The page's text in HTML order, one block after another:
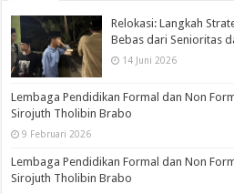
Relokasi: Langkah
Bebas dari Senioritas
14 Juni 2026
Lembaga Pendidikan Formal dan Non
Sirojuth Tholibin Brabo
9 Februari 2026
Lembaga Pendidikan Formal dan Non
Sirojuth Tholibin Brabo